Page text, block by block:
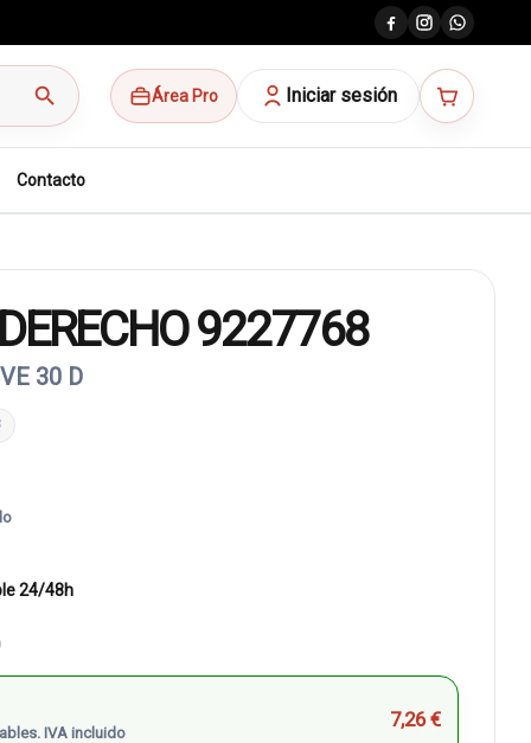
search Área Pro Iniciar sesión
Contacto
9227768
30 D
24/48h
IVA incluido
7,26 €